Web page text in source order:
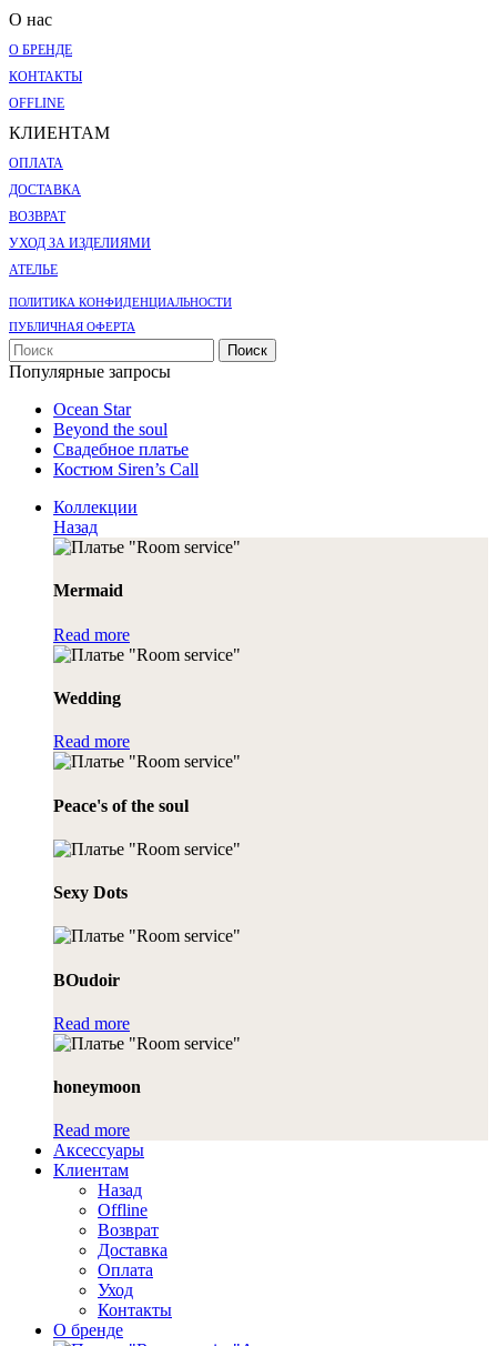
О нас
О БРЕНДЕ
КОНТАКТЫ
OFFLINE
КЛИЕНТАМ
ОПЛАТА
ДОСТАВКА
ВОЗВРАТ
УХОД ЗА ИЗДЕЛИЯМИ
АТЕЛЬЕ
ПОЛИТИКА КОНФИДЕНЦИАЛЬНОСТИ
ПУБЛИЧНАЯ ОФЕРТА
Поиск
Популярные запросы
Ocean Star
Beyond the soul
Свадебное платье
Костюм Siren’s Call
Коллекции
Назад
Mermaid
Read more
Wedding
Read more
Peace's of the soul
Sexy Dots
BOudoir
Read more
honeymoon
Read more
Аксессуары
Клиентам
Назад
Offline
Возврат
Доставка
Оплата
Уход
Контакты
О бренде